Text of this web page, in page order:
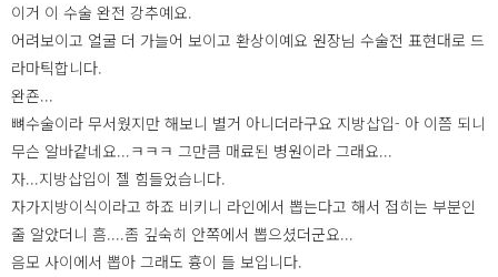
이거 이 수술 완전 강추예요.
어려보이고 얼굴 더 가늘어 보이고 환상이예요 원장님 수술전 표현대로 드
라마틱합니다.
완죤...
뼈수술이라 무서웠지만 해보니 별거 아니더라구요 지방삽입- 아 이쯤 되니
무슨 알바같네요...ㅋㅋㅋ 그만큼 매료된 병원이라 그래요...
자...지방삽입이 젤 힘들었습니다.
자가지방이식이라고 하죠 비키니 라인에서 뽑는다고 해서 접히는 부분인
줄 알았더니 흠....좀 깊숙히 안쪽에서 뽑으셨더군요...
음모 사이에서 뽑아 그래도 흉이 들 보입니다.